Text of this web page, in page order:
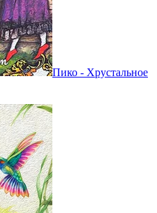
Пико - Хрустальное